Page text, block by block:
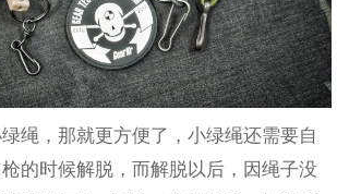
绳，那就更方便了，小绿绳还需要自
的时候解脱，而解脱以后，因绳子没